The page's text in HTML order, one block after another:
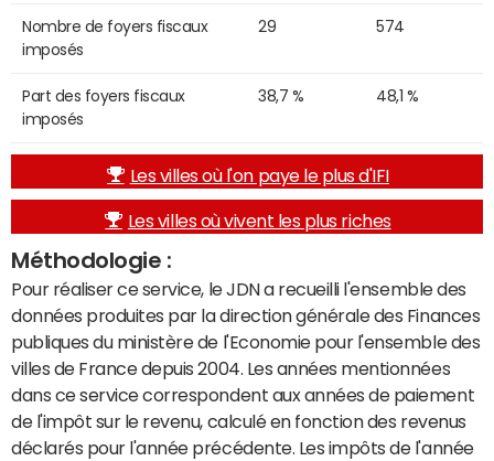
Nombre de foyers fiscaux
imposés
29 574
Part des foyers fiscaux
imposés
38,7 % 48,1 %
Les villes où l'on paye le plus d'IFI
Les villes où vivent les plus riches
Méthodologie :
Pour réaliser ce service, le JDN a recueilli l'ensemble des
données produites par la direction générale des Finances
publiques du ministère de l'Economie pour l'ensemble des
villes de France depuis 2004. Les années mentionnées
dans ce service correspondent aux années de paiement
de l'impôt sur le revenu, calculé en fonction des revenus
déclarés pour l'année précédente. Les impôts de l'année